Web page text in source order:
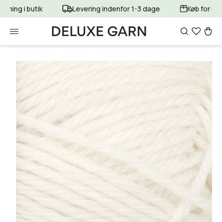
Gå til
indhold
i butik Levering indenfor 1-3 dage Køb for
Gå til